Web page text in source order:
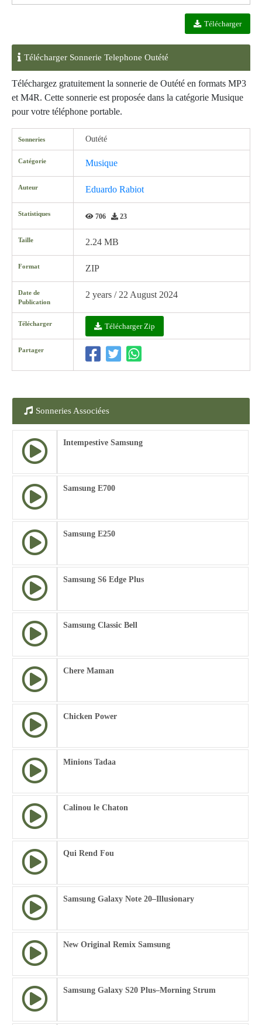
Télécharger
Télécharger Sonnerie Telephone Outété
Téléchargez gratuitement la sonnerie de Outété en formats MP3
et M4R. Cette sonnerie est proposée dans la catégorie Musique
pour votre téléphone portable.
Sonneries Outété
Catégorie Musique
Auteur Eduardo Rabiot
Statistiques 706 23
Taille 2.24 MB
Format ZIP
Date de
Publication
2 years / 22 August 2024
Télécharger Télécharger Zip
Partager
Sonneries Associées
Intempestive Samsung
Samsung E700
Samsung E250
Samsung S6 Edge Plus
Samsung Classic Bell
Chere Maman
Chicken Power
Minions Tadaa
Calinou le Chaton
Qui Rend Fou
Samsung Galaxy Note 20–Illusionary
New Original Remix Samsung
Samsung Galaxy S20 Plus–Morning Strum